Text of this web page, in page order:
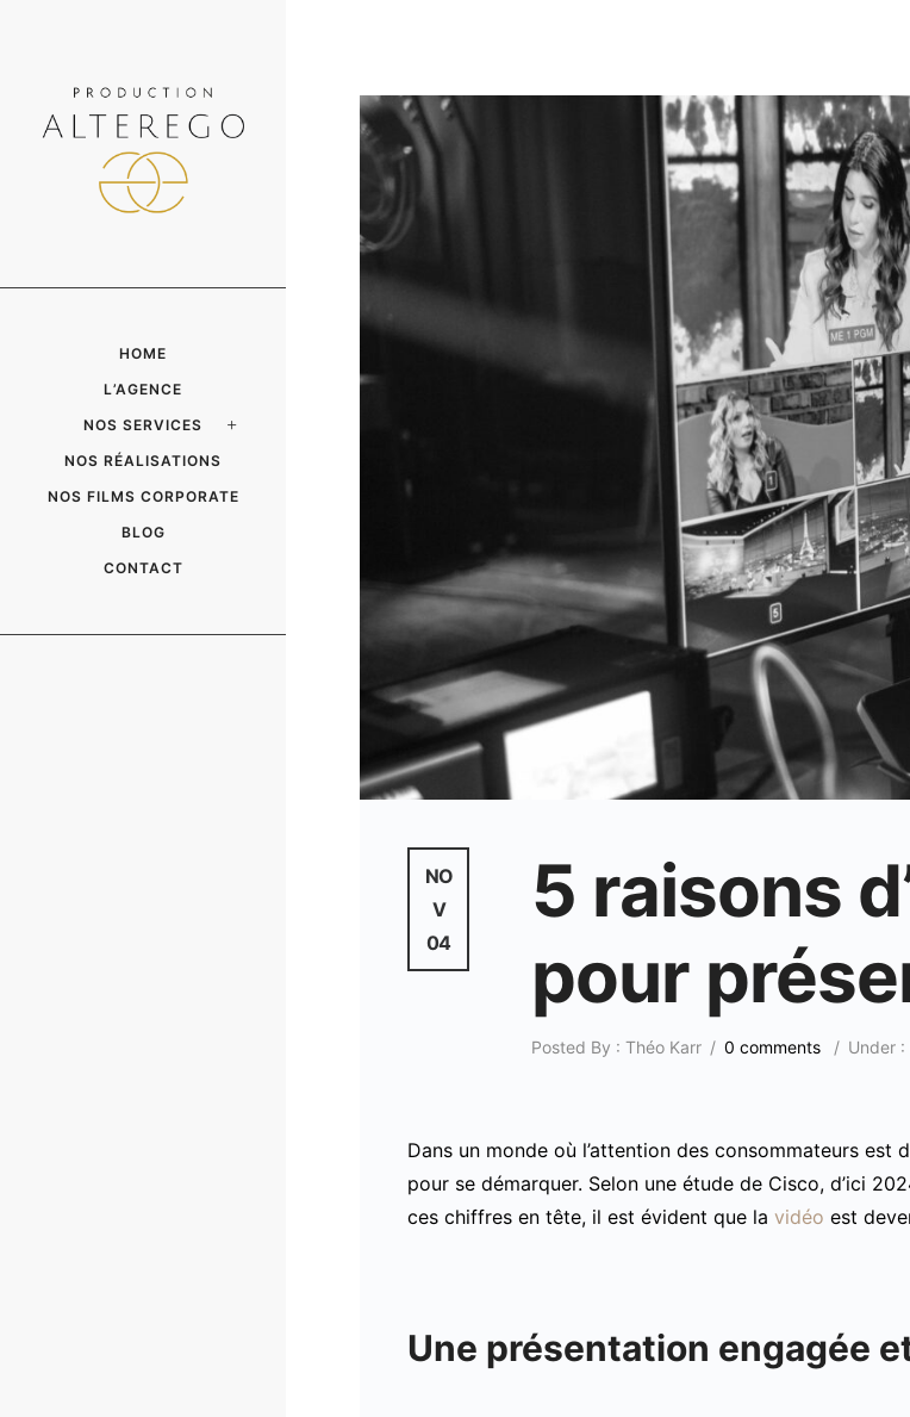
HOME
L’AGENCE
NOS SERVICES
NOS RÉALISATIONS
NOS FILMS CORPORATE
BLOG
CONTACT
NO
V
04
5 raisons
pour
Posted By : Théo Karr / 0 comments / Under :
Dans un monde où l’attention des consommateurs
pour se démarquer. Selon une étude de Cisco, d’ici
ces chiffres en tête, il est évident que la vidéo est
Une présentation engagée